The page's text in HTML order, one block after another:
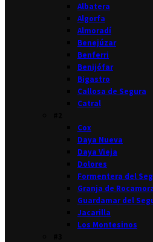
Albatera
Algorfa
Almoradí
Benejúzar
Benferri
Benijófar
Bigastro
Callosa de Segura
Catral
Cox
Daya Nueva
Daya Vieja
Dolores
Formentera del
Granja de
Guardamar del
Jacarilla
Los Montesinos